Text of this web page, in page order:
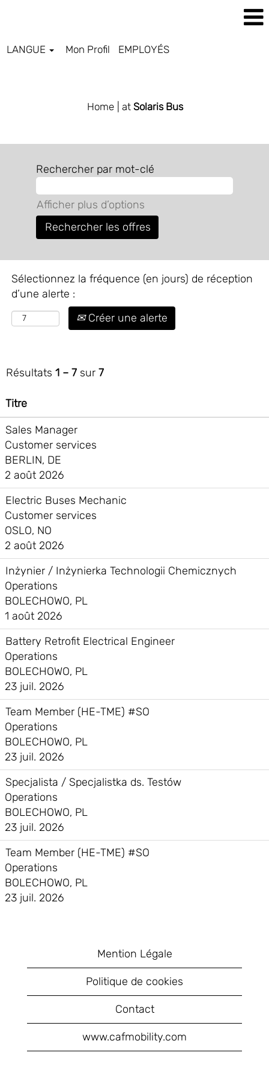
LANGUE Mon Profil EMPLOYÉS
Home | at Solaris Bus
Rechercher par mot-clé
Afficher plus d’options
Sélectionnez la fréquence (en jours) de réception
d’une alerte :
Créer une alerte
Résultats 1 – 7 sur 7
Titre
Sales Manager
Customer services
BERLIN, DE
2 août 2026
Electric Buses Mechanic
Customer services
OSLO, NO
2 août 2026
Inżynier / Inżynierka Technologii Chemicznych
Operations
BOLECHOWO, PL
1 août 2026
Battery Retrofit Electrical Engineer
Operations
BOLECHOWO, PL
23 juil. 2026
Team Member (HE-TME) #SO
Operations
BOLECHOWO, PL
23 juil. 2026
Specjalista / Specjalistka ds. Testów
Operations
BOLECHOWO, PL
23 juil. 2026
Team Member (HE-TME) #SO
Operations
BOLECHOWO, PL
23 juil. 2026
Mention Légale
Politique de cookies
Contact
www.cafmobility.com